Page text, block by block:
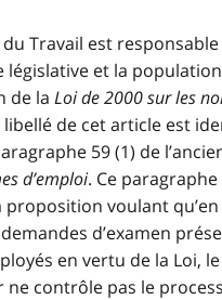
Travail est
législative et la
de la Loi de 2000 sur les
libellé de cet article est
59 (1) de
d’emploi. Ce
proposition voulant qu’en
d’examen
en vertu de la Loi, le
ne contrôle pas le